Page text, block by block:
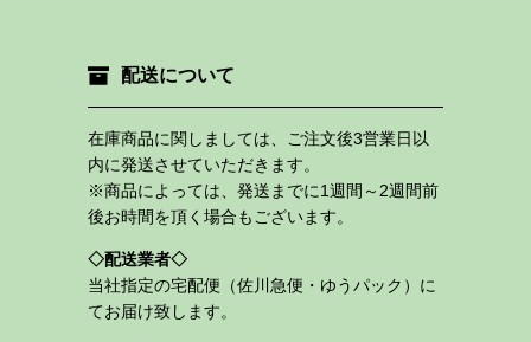
配送について
在庫商品に関しましては、ご注文後3営業日以
内に発送させていただきます。
※商品によっては、発送までに1週間～2週間前
後お時間を頂く場合もございます。
配送業者
当社指定の宅配便（佐川急便・ゆうパック）に
てお届け致します。